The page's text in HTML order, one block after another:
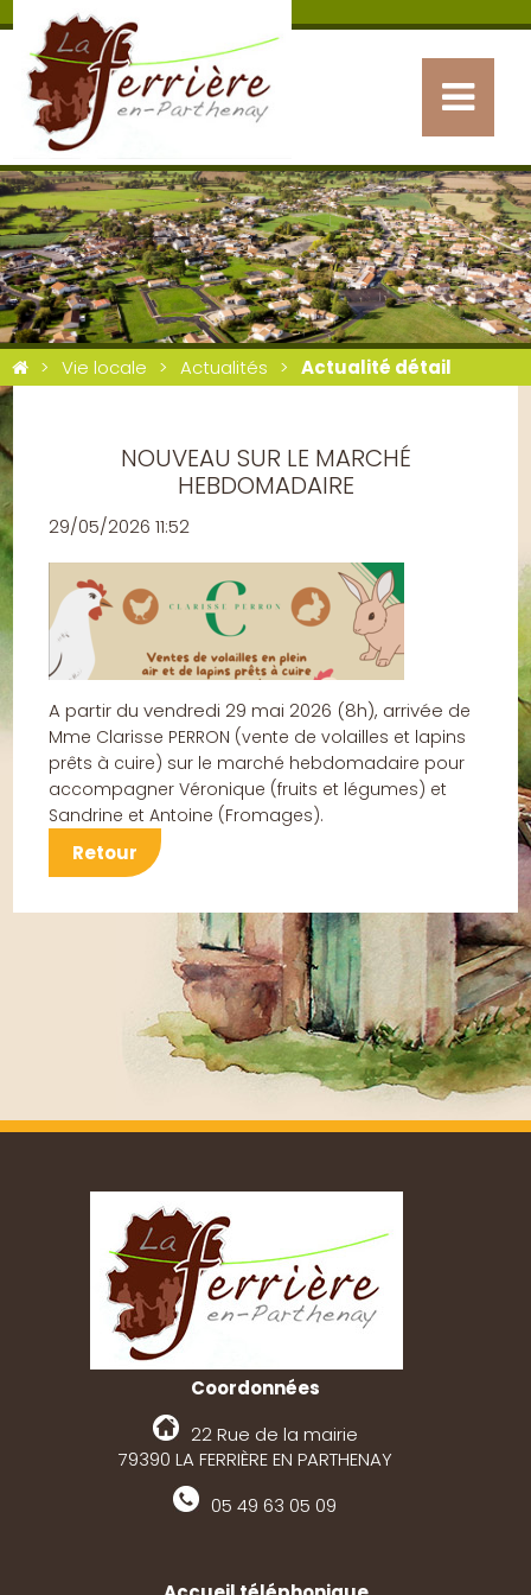
Vie locale Actualités Actualité détail
NOUVEAU SUR LE MARCHÉ
HEBDOMADAIRE
29/05/2026 11:52
A partir du vendredi 29 mai 2026 (8h), arrivée de
Mme Clarisse PERRON (vente de volailles et lapins
prêts à cuire) sur le marché hebdomadaire pour
accompagner Véronique (fruits et légumes) et
Sandrine et Antoine (Fromages).
Retour
Coordonnées
22 Rue de la mairie
79390 LA FERRIÈRE EN PARTHENAY
05 49 63 05 09